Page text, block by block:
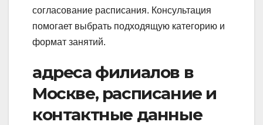
согласование расписания. Консультация
помогает выбрать подходящую категорию и
формат занятий.
адреса филиалов в
Москве, расписание и
контактные данные